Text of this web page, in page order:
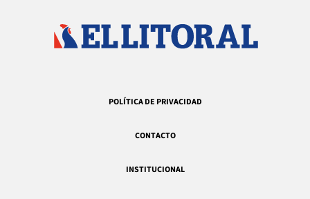
POLÍTICA DE PRIVACIDAD
CONTACTO
INSTITUCIONAL